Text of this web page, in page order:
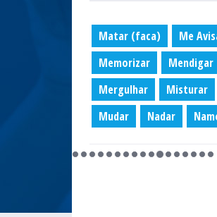
Matar (faca) Me
Memorizar
Mendigar
Mergulhar
Misturar
Mudar
Nadar